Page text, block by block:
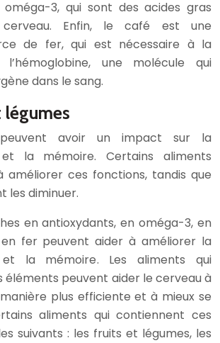
3, qui sont des acides gras
cerveau. Enfin, le café est une
de fer, qui est nécessaire à la
une molécule qui
dans le sang.
légumes
avoir un impact sur la
la mémoire. Certains aliments
améliorer ces fonctions, tandis que
les diminuer.
en antioxydants, en oméga-3, en
fer peuvent aider à améliorer la
et la mémoire. Les aliments qui
peuvent aider le cerveau à
plus efficiente et à mieux se
aliments qui contiennent ces
suivants : les fruits et légumes, les